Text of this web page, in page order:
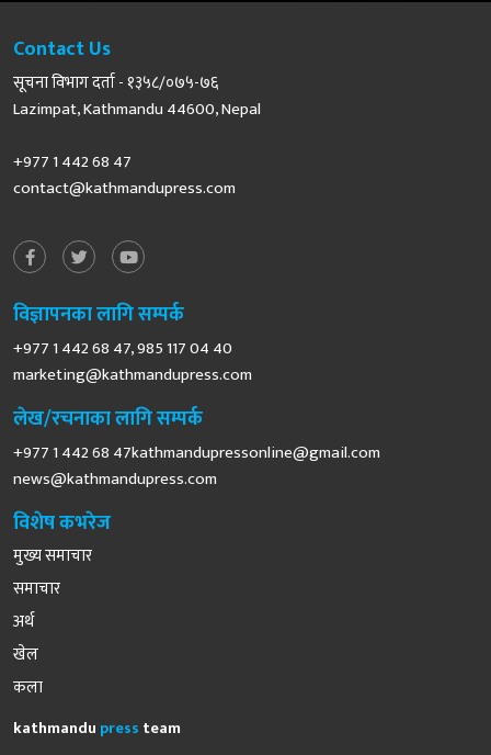
Contact Us
सूचना विभाग दर्ता - १३५८/०७५-७६
Lazimpat, Kathmandu 44600, Nepal
+977 1 442 68 47
contact@kathmandupress.com
विज्ञापनका लागि सम्पर्क
+977 1 442 68 47, 985 117 04 40
marketing@kathmandupress.com
लेख/रचनाका लागि सम्पर्क
+977 1 442 68 47kathmandupressonline@gmail.com
news@kathmandupress.com
विशेष कभरेज
मुख्य समाचार
समाचार
अर्थ
खेल
कला
kathmandu press team